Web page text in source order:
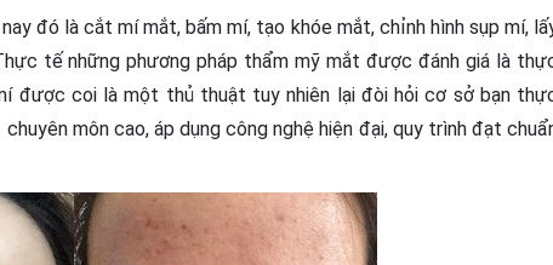
đó là cắt mí mắt, bấm mí, tạo khóe mắt, chỉnh hình sụp mí,
tế những phương pháp thẩm mỹ mắt được đánh giá là
được coi là một thủ thuật tuy nhiên lại đòi hỏi cơ sở bạn
môn cao, áp dụng công nghệ hiện đại, quy trình đạt